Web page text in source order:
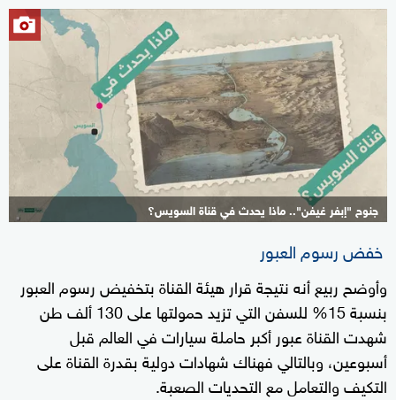
جنوح "إبفر غيفن".. ماذا يحدث في قناة السويس؟
خفض رسوم العبور
وأوضح ربيع أنه نتيجة قرار هيئة القناة بتخفيض رسوم العبور
بنسبة 15% للسفن التي تزيد حمولتها على 130 ألف طن
شهدت القناة عبور أكبر حاملة سيارات في العالم قبل
أسبوعين، وبالتالي فهناك شهادات دولية بقدرة القناة على
التكيف والتعامل مع التحديات الصعبة.